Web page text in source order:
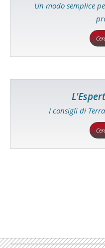
Un modo semplice
I consigli di